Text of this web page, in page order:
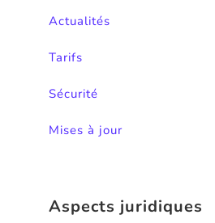
Actualités
Tarifs
Sécurité
Mises à jour
Aspects juridiques